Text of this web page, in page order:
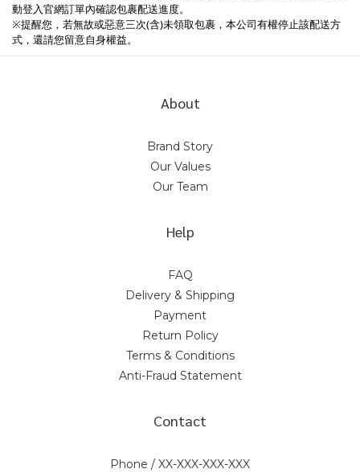
動登入官網訂單內確認包裹配送進度。
※提醒您，若無故或惡意三次(含)未領取包裹，本公司有權停止該配送方
式，還請您留意自身權益。
About
Brand Story
Our Values
Our Team
Help
FAQ
Delivery & Shipping
Payment
Return Policy
Terms & Conditions
Anti-Fraud Statement
Contact
Phone / XX-XXX-XXX-XXX